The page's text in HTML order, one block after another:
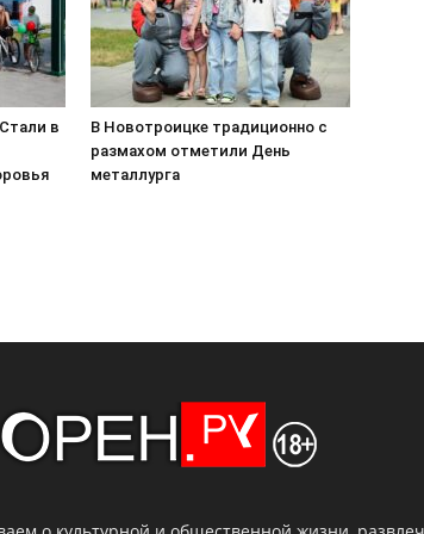
в
В Новотроицке традиционно с
размахом отметили День
металлурга